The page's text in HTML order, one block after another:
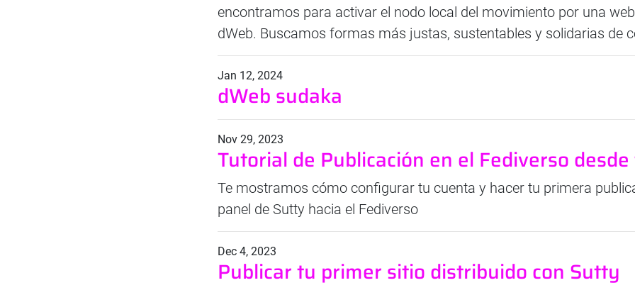
encontramos para activar el nodo local del movimiento por una
dWeb. Buscamos formas más justas, sustentables y solidarias de
Jan 12, 2024
dWeb sudaka
Nov 29, 2023
Tutorial de Publicación en el Fediverso
Te mostramos cómo configurar tu cuenta y hacer tu primera
panel de Sutty hacia el Fediverso
Dec 4, 2023
Publicar tu primer sitio distribuido con Sutty